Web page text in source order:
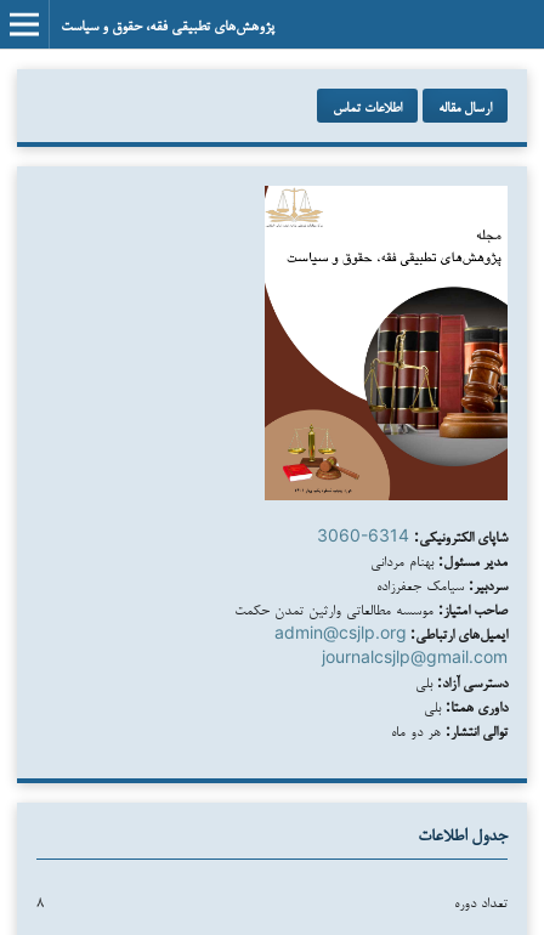
پژوهش‌های تطبیقی فقه، حقوق و سیاست
ارسال مقاله اطلاعات تماس
شاپای الکترونیکی: 3060-6314
مدیر مسئول: بهنام مردانی
سردبیر: سیامک جعفرزاده
صاحب امتیاز: موسسه مطالعاتی وارثین تمدن حکمت
ایمیل‌های ارتباطی: admin@csjlp.org
journalcsjlp@gmail.com
دسترسی آزاد: بلی
داوری همتا: بلی
توالی انتشار: هر دو ماه
جدول اطلاعات
تعداد دوره ۸